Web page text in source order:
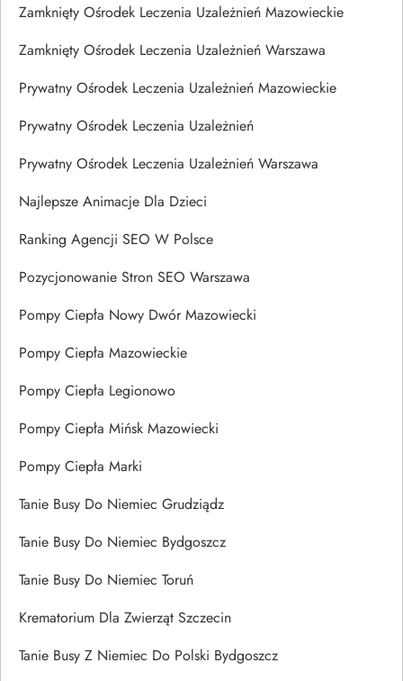
Zamknięty Ośrodek Leczenia Uzależnień Mazowieckie
Zamknięty Ośrodek Leczenia Uzależnień Warszawa
Prywatny Ośrodek Leczenia Uzależnień Mazowieckie
Prywatny Ośrodek Leczenia Uzależnień
Prywatny Ośrodek Leczenia Uzależnień Warszawa
Najlepsze Animacje Dla Dzieci
Ranking Agencji SEO W Polsce
Pozycjonowanie Stron SEO Warszawa
Pompy Ciepła Nowy Dwór Mazowiecki
Pompy Ciepła Mazowieckie
Pompy Ciepła Legionowo
Pompy Ciepła Mińsk Mazowiecki
Pompy Ciepła Marki
Tanie Busy Do Niemiec Grudziądz
Tanie Busy Do Niemiec Bydgoszcz
Tanie Busy Do Niemiec Toruń
Krematorium Dla Zwierząt Szczecin
Tanie Busy Z Niemiec Do Polski Bydgoszcz